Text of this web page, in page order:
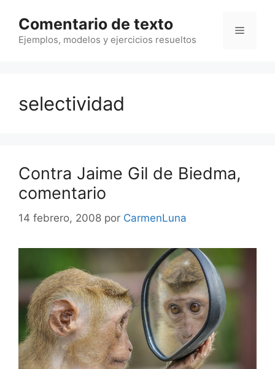
contenido
Comentario de texto
Ejemplos, modelos y ejercicios resueltos
Menú
selectividad
Contra Jaime Gil de Biedma,
comentario
14 febrero, 2008 por CarmenLuna